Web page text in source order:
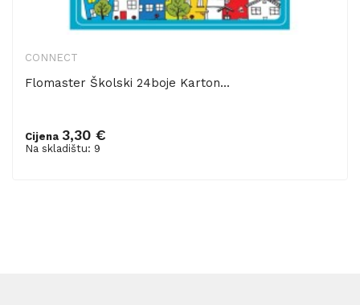
CONNECT
Flomaster Školski 24boje Karton...
Cijena 3,30 €
Na skladištu: 9
Dodaj u košaricu